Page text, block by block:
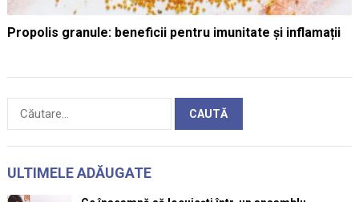
Propolis granule: beneficii pentru imunitate și inflamații
Caută
ULTIMELE ADĂUGATE